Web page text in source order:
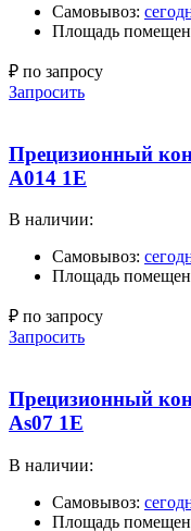
Самовывоз:
Площадь
₽ по запросу
Запросить
Прецизионный
A014 1E
В наличии:
Самовывоз:
Площадь
₽ по запросу
Запросить
Прецизионный
As07 1E
В наличии:
Самовывоз:
Площадь